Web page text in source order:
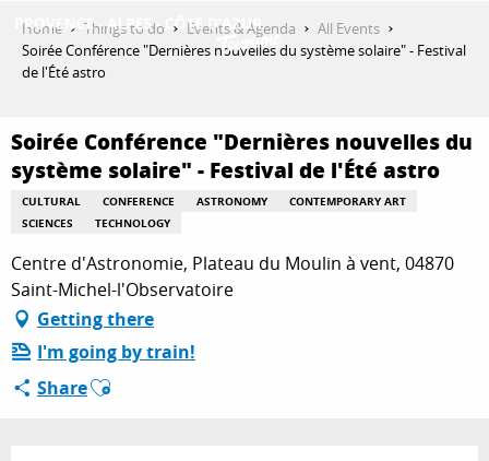
contenu
THINGS TO DO
PLAN YOUR STAY
ESPACE PRO
Home Things to do Events & Agenda
All Events
Soirée Conférence "Dernières nouvelles du système solaire" - Festival
de l'Été astro
Soirée Conférence "Dernières nouvelles du
système solaire" - Festival de l'Été astro
CULTURAL CONFERENCE ASTRONOMY
CONTEMPORARY ART
SCIENCES
TECHNOLOGY
Centre d'Astronomie, Plateau du Moulin à vent, 04870
Saint-Michel-l'Observatoire
Getting there
I'm going by train!
ShareAjouter aux favoris